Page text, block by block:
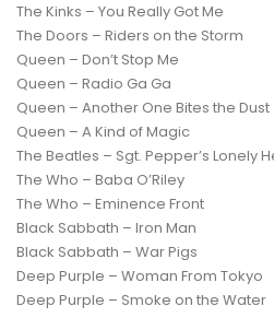
The Kinks – You Really Got Me
The Doors – Riders on the Storm
Queen – Don’t Stop Me
Queen – Radio Ga Ga
Queen – Another One Bites the Dust
Queen – A Kind of Magic
The Beatles – Sgt. Pepper’s Lonely
The Who – Baba O’Riley
The Who – Eminence Front
Black Sabbath – Iron Man
Black Sabbath – War Pigs
Deep Purple – Woman From Tokyo
Deep Purple – Smoke on the Water